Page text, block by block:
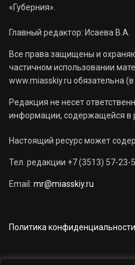
«Губерния».
Главный редактор: Исаева В.А.
Все права защищены и
частичном использовании
www.miasskiy.ru обязательна
Редакция не несет
информации, содержащейся в
Настоящий ресурс может
Тел. редакции +7 (3513) 57-23-
Email: mr@miasskiy.ru
Политика конфиденциальности